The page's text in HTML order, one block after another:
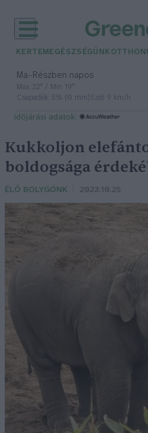
KERTEM EGÉSZSÉGÜNK
Ma– Részben napos
Max 32° / Min 19°
Csapadék: 5% (0 mm)Szél: 9 km/h
időjárási adatok:
Kukkoljon
boldogsága
ÉLŐ BOLYGÓNK 2023.10.25